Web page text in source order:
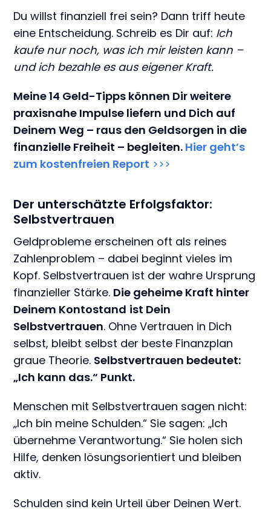
Du willst finanziell frei sein? Dann triff heute
eine Entscheidung. Schreib es Dir auf: Ich
kaufe nur noch, was ich mir leisten kann –
und ich bezahle es aus eigener Kraft.
Meine 14 Geld-Tipps können Dir weitere
praxisnahe Impulse liefern und Dich auf
Deinem Weg – raus den Geldsorgen in die
finanzielle Freiheit – begleiten. Hier geht’s
zum kostenfreien Report >>>
Der unterschätzte Erfolgsfaktor:
Selbstvertrauen
Geldprobleme erscheinen oft als reines
Zahlenproblem – dabei beginnt vieles im
Kopf. Selbstvertrauen ist der wahre Ursprung
finanzieller Stärke. Die geheime Kraft hinter
Deinem Kontostand ist Dein
Selbstvertrauen. Ohne Vertrauen in Dich
selbst, bleibt selbst der beste Finanzplan
graue Theorie. Selbstvertrauen bedeutet:
„Ich kann das.“ Punkt.
Menschen mit Selbstvertrauen sagen nicht:
„Ich bin meine Schulden.“ Sie sagen: „Ich
übernehme Verantwortung.“ Sie holen sich
Hilfe, denken lösungsorientiert und bleiben
aktiv.
Schulden sind kein Urteil über Deinen Wert.